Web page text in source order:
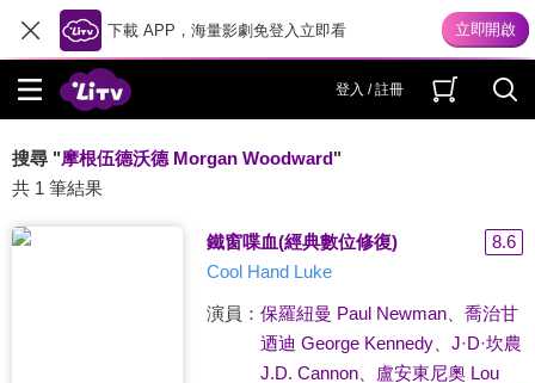
下載 APP，海量影劇免登入立即看
登入 / 註冊
搜尋 "摩根伍德沃德 Morgan Woodward"
共 1 筆結果
鐵窗喋血(經典數位修復)
8.6
Cool Hand Luke
演員： 保羅紐曼 Paul Newman、 喬治甘
迺迪 George Kennedy、 J·D·坎農
J.D. Cannon、
盧安東尼奧 Lou